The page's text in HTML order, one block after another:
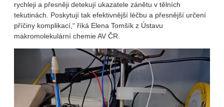
rychleji a přesněji detekují ukazatele zánětu v tělních
tekutinách. Poskytují tak efektivnější léčbu a přesnější určení
příčiny komplikací,“ říká Elena Tomšík z Ústavu
makromolekulární chemie AV ČR.